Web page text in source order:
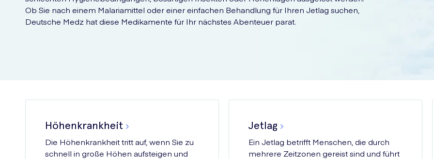
Ob Sie nach einem Malariamittel oder einer einfachen Behandlung für Ihren Jetlag suchen,
Deutsche Medz hat diese Medikamente für Ihr nächstes Abenteuer parat.
Höhenkrankheit
Die Höhenkrankheit tritt auf, wenn Sie zu
schnell in große Höhen aufsteigen und
Jetlag
Ein Jetlag betrifft Menschen, die durch
mehrere Zeitzonen gereist sind und führt